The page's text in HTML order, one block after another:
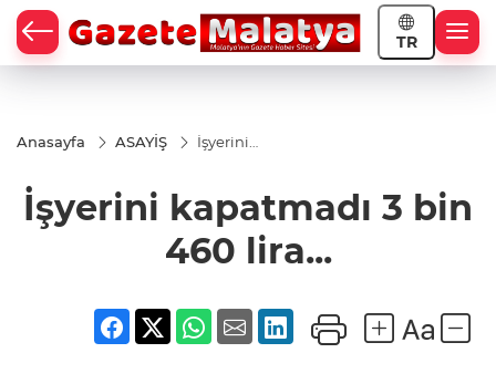
TR
Anasayfa ASAYİŞ
İşyerini
İşyerini kapatmadı 3 bin
460 lira...